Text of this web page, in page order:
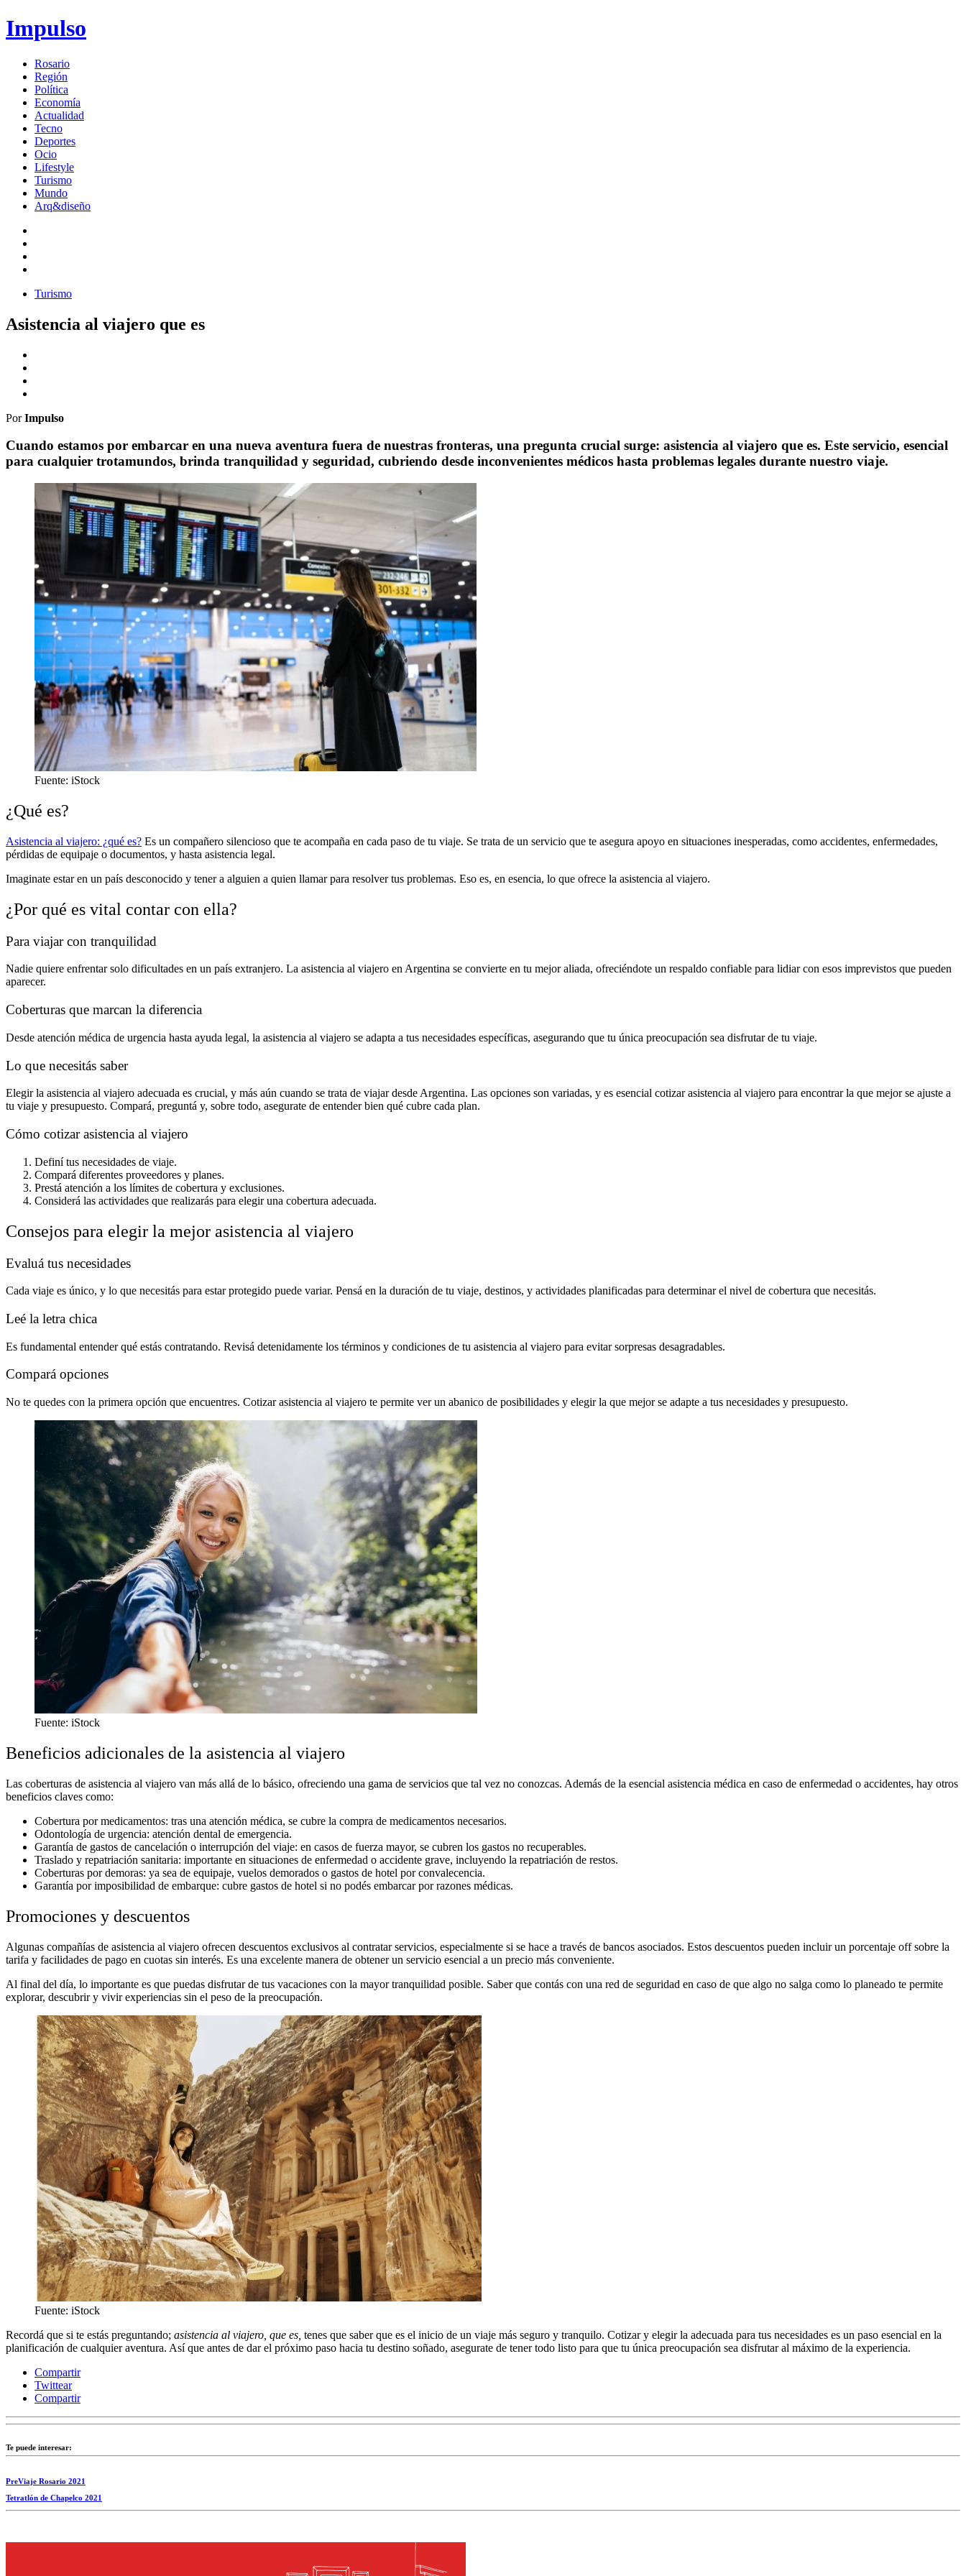
Impulso
Rosario
Región
Política
Economía
Actualidad
Tecno
Deportes
Ocio
Lifestyle
Turismo
Mundo
Arq&diseño
Turismo
Asistencia al viajero que es
PorImpulso
Cuando estamos por embarcar en una nueva aventura fuera de nuestras fronteras, una pregunta crucial surge: asistencia al viajero que es. Este servicio, esencial
para cualquier trotamundos, brinda tranquilidad y seguridad, cubriendo desde inconvenientes médicos hasta problemas legales durante nuestro viaje.
Fuente: iStock
¿Qué es?
Asistencia al viajero: ¿qué es? Es un compañero silencioso que te acompaña en cada paso de tu viaje. Se trata de un servicio que te asegura apoyo en situaciones inesperadas, como accidentes, enfermedades,
pérdidas de equipaje o documentos, y hasta asistencia legal.
Imaginate estar en un país desconocido y tener a alguien a quien llamar para resolver tus problemas. Eso es, en esencia, lo que ofrece la asistencia al viajero.
¿Por qué es vital contar con ella?
Para viajar con tranquilidad
Nadie quiere enfrentar solo dificultades en un país extranjero. La asistencia al viajero en Argentina se convierte en tu mejor aliada, ofreciéndote un respaldo confiable para lidiar con esos imprevistos que pueden
aparecer.
Coberturas que marcan la diferencia
Desde atención médica de urgencia hasta ayuda legal, la asistencia al viajero se adapta a tus necesidades específicas, asegurando que tu única preocupación sea disfrutar de tu viaje.
Lo que necesitás saber
Elegir la asistencia al viajero adecuada es crucial, y más aún cuando se trata de viajar desde Argentina. Las opciones son variadas, y es esencial cotizar asistencia al viajero para encontrar la que mejor se ajuste a
tu viaje y presupuesto. Compará, preguntá y, sobre todo, asegurate de entender bien qué cubre cada plan.
Cómo cotizar asistencia al viajero
Definí tus necesidades de viaje.
Compará diferentes proveedores y planes.
Prestá atención a los límites de cobertura y exclusiones.
Considerá las actividades que realizarás para elegir una cobertura adecuada.
Consejos para elegir la mejor asistencia al viajero
Evaluá tus necesidades
Cada viaje es único, y lo que necesitás para estar protegido puede variar. Pensá en la duración de tu viaje, destinos, y actividades planificadas para determinar el nivel de cobertura que necesitás.
Leé la letra chica
Es fundamental entender qué estás contratando. Revisá detenidamente los términos y condiciones de tu asistencia al viajero para evitar sorpresas desagradables.
Compará opciones
No te quedes con la primera opción que encuentres. Cotizar asistencia al viajero te permite ver un abanico de posibilidades y elegir la que mejor se adapte a tus necesidades y presupuesto.
Fuente: iStock
Beneficios adicionales de la asistencia al viajero
Las coberturas de asistencia al viajero van más allá de lo básico, ofreciendo una gama de servicios que tal vez no conozcas. Además de la esencial asistencia médica en caso de enfermedad o accidentes, hay otros
beneficios claves como:
Cobertura por medicamentos: tras una atención médica, se cubre la compra de medicamentos necesarios.
Odontología de urgencia: atención dental de emergencia.
Garantía de gastos de cancelación o interrupción del viaje: en casos de fuerza mayor, se cubren los gastos no recuperables.
Traslado y repatriación sanitaria: importante en situaciones de enfermedad o accidente grave, incluyendo la repatriación de restos.
Coberturas por demoras: ya sea de equipaje, vuelos demorados o gastos de hotel por convalecencia.
Garantía por imposibilidad de embarque: cubre gastos de hotel si no podés embarcar por razones médicas.
Promociones y descuentos
Algunas compañías de asistencia al viajero ofrecen descuentos exclusivos al contratar servicios, especialmente si se hace a través de bancos asociados. Estos descuentos pueden incluir un porcentaje off sobre la
tarifa y facilidades de pago en cuotas sin interés. Es una excelente manera de obtener un servicio esencial a un precio más conveniente.
Al final del día, lo importante es que puedas disfrutar de tus vacaciones con la mayor tranquilidad posible. Saber que contás con una red de seguridad en caso de que algo no salga como lo planeado te permite
explorar, descubrir y vivir experiencias sin el peso de la preocupación.
Fuente: iStock
Recordá que si te estás preguntando; asistencia al viajero, que es, tenes que saber que es el inicio de un viaje más seguro y tranquilo. Cotizar y elegir la adecuada para tus necesidades es un paso esencial en la
planificación de cualquier aventura. Así que antes de dar el próximo paso hacia tu destino soñado, asegurate de tener todo listo para que tu única preocupación sea disfrutar al máximo de la experiencia.
Compartir
Twittear
Compartir
Te puede interesar:
PreViaje Rosario 2021
Tetratlón de Chapelco 2021